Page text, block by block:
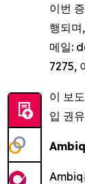
이번
행되
메일:
7275,
이 보
입 권
Ambiq